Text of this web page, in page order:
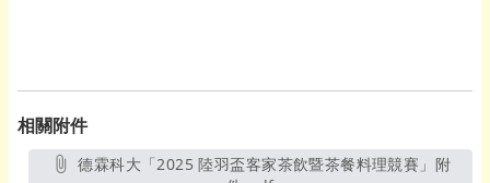
相關附件
德霖科大「2025 陸羽盃客家茶飲暨茶餐料理競賽」附